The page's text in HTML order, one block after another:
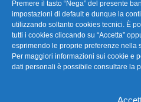
Premere il tasto “Nega” del presente
impostazioni di default e dunque la
utilizzando soltanto cookies tecnici. È
tutti i cookies cliccando su “Accetta”
esprimendo le proprie preferenze nella
Per maggiori informazioni sui cookie e
dati personali è possibile consultare la
Link Utili
TG Confartigianato
Privacy & Cookie